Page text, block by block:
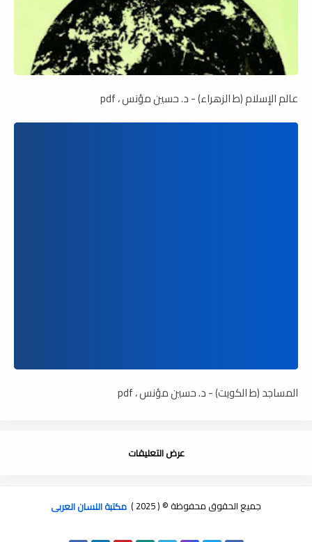
عالم الإسلام (ط الزهراء) - د. حسين مؤنس ، pdf
المساجد (ط الكويت) - د. حسين مؤنس ، pdf
عرض التعليقات
جميع الحقوق محفوظة © ( 2025 ) مكتبة اللسان العربى